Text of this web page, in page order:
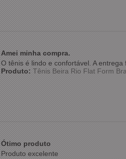
Amei minha compra.
O tênis é lindo e confortável. A
Produto:Tênis Beira Rio Flat Form
Ótimo produto
Produto excelente